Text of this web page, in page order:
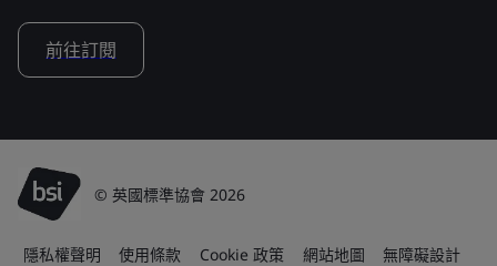
前往訂閱
© 英國標準協會 2026
隱私權聲明 使用條款 Cookie 政策 網站地圖 無障礙設計